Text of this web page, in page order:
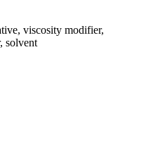
viscosity modifier,
solvent